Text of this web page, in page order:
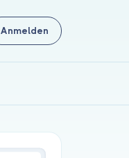
Anmelden